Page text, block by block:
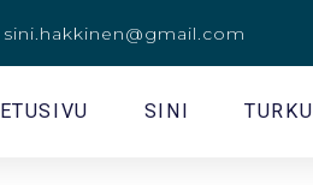
sini.hakkinen@gmail.com
ETUSIVU SINI TURKU